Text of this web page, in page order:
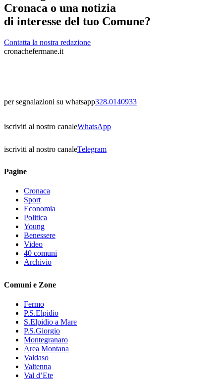
Cronaca o una notizia
di interesse del tuo Comune?
Contatta la nostra redazione
cronachefermane.it
per segnalazioni su whatsapp328.0140933
iscriviti al nostro canaleWhatsApp
iscriviti al nostro canaleTelegram
Pagine
Cronaca
Sport
Economia
Politica
Young
Benessere
Video
40 comuni
Archivio
Comuni e Zone
Fermo
P.S.Elpidio
S.Elpidio a Mare
P.S.Giorgio
Montegranaro
Area Montana
Valdaso
Valtenna
Val d’Ete